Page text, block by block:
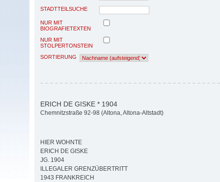
STADTTEILSUCHE
NUR MIT
BIOGRAFIETEXTEN
NUR MIT
STOLPERTONSTEIN
SORTIERUNG
ERICH DE GISKE * 1904
Chemnitzstraße 92-98 (Altona, Altona-Altstadt)
HIER WOHNTE
ERICH DE GISKE
JG. 1904
ILLEGALER GRENZÜBERTRITT
1943 FRANKREICH